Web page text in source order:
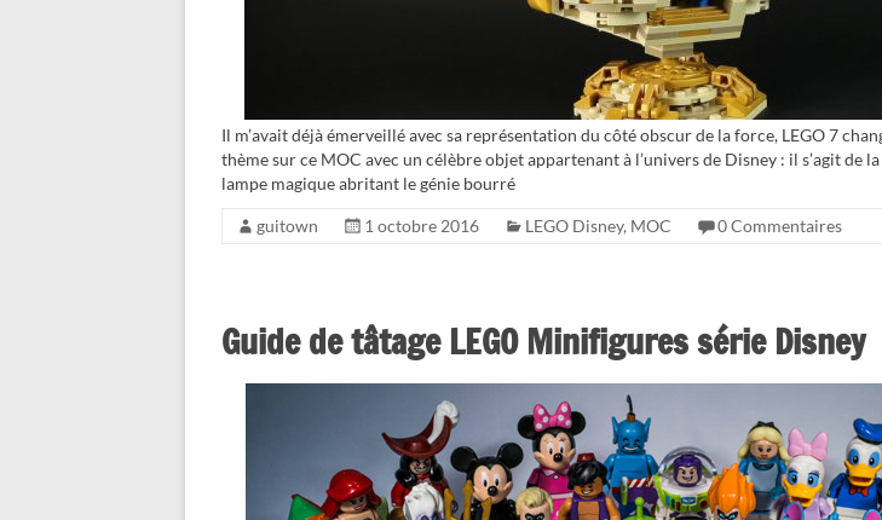
Il m’avait déjà émerveillé avec sa représentation du côté obscur de la force, LEGO 7
thème sur ce MOC avec un célèbre objet appartenant à l’univers de Disney : il s’agit de
lampe magique abritant le génie bourré
guitown 1 octobre 2016 LEGO Disney, MOC 0 Commentaires
Guide de tâtage LEGO Minifigures série Disney